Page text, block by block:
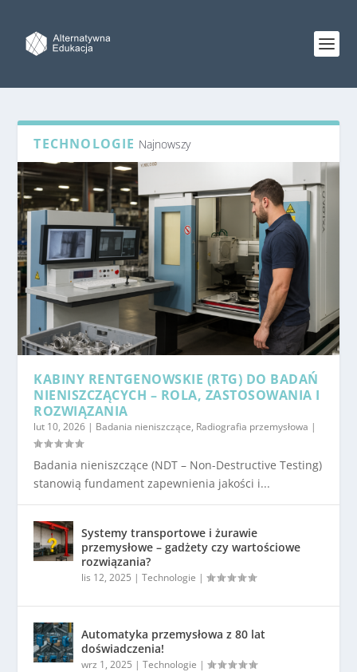
TECHNOLOGIE Najnowszy
KABINY RENTGENOWSKIE (RTG) DO BADAŃ
NIENISZCZĄCYCH – ROLA, ZASTOSOWANIA I
ROZWIĄZANIA
lut 10, 2026 | Badania nieniszczące, Radiografia przemysłowa |
Badania nieniszczące (NDT – Non-Destructive Testing)
stanowią fundament zapewnienia jakości i...
Systemy transportowe i żurawie
przemysłowe – gadżety czy wartościowe
rozwiązania?
lis 12, 2025 |Technologie |
Automatyka przemysłowa z 80 lat
doświadczenia!
wrz 1, 2025 |Technologie |